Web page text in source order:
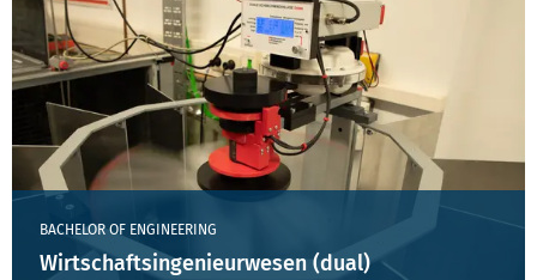
BACHELOR OF ENGINEERING
Wirtschaftsingenieurwesen (dual)